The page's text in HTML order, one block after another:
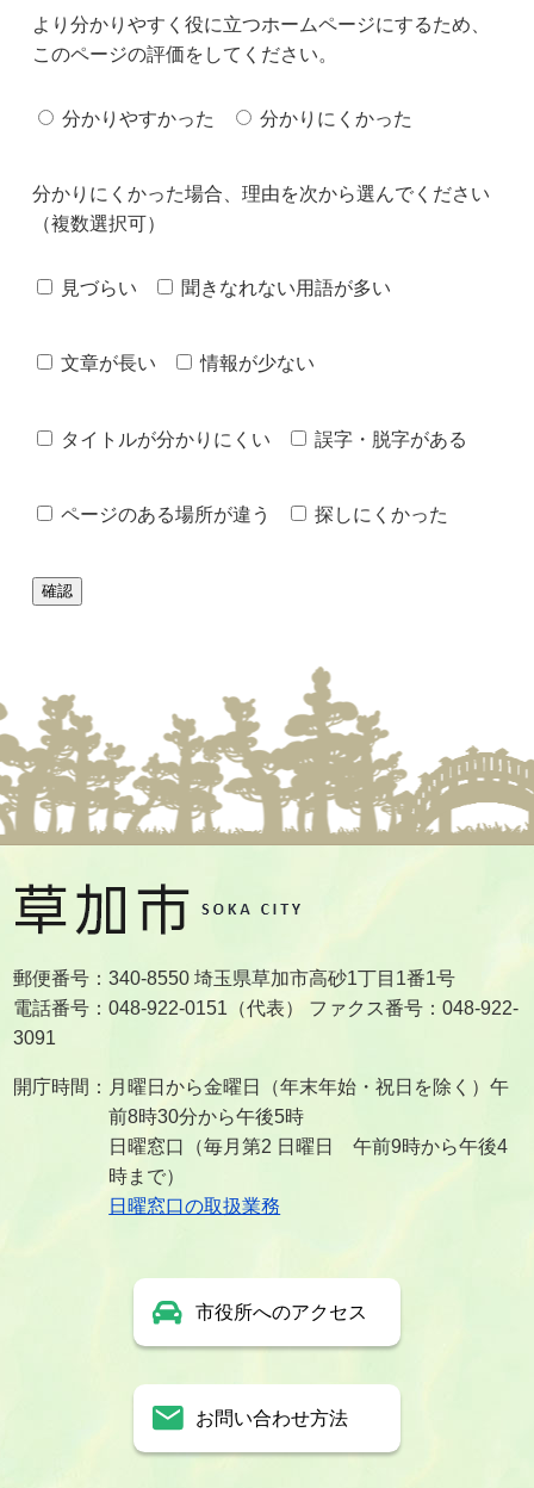
より分かりやすく役に立つホームページにするため、
このページの評価をしてください。
分かりやすかった 分かりにくかった
分かりにくかった場合、理由を次から選んでください
（複数選択可）
見づらい 聞きなれない用語が多い
文章が長い 情報が少ない
タイトルが分かりにくい 誤字・脱字がある
ページのある場所が違う 探しにくかった
郵便番号：340-8550 埼玉県草加市高砂1丁目1番1号
電話番号：048-922-0151（代表） ファクス番号：048-922-
3091
開庁時間：月曜日から金曜日（年末年始・祝日を除く）午
前8時30分から午後5時
日曜窓口（毎月第2 日曜日 午前9時から午後4
時まで）
日曜窓口の取扱業務
市役所へのアクセス
お問い合わせ方法